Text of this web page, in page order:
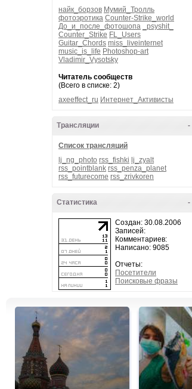
найк_борзов Мумий_Тролль
фотоэротика Counter-Strike_world
До_и_после_фотошопа
_psyshit_
Counter_Strike FL_Users
Guitar_Chords miss_liveinternet
music_is_life Photoshop-art
Vladimir_Vysotsky
Читатель сообществ
(Всего в списке: 2)
axeeffect_ru Интернет_Активисты
-
Трансляции
Список трансляций
lj_ng_photo rss_fishki lj_zyalt
rss_pointblank rss_penza_planet
rss_futurecome rss_zrivkoren
-
Статистика
Создан: 30.08.2006
Записей:
Комментариев:
Написано: 9085
Отчеты:
Посетители
Поисковые фразы